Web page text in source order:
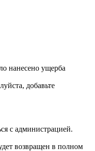
нанесено ущерба
добавьте
с администрацией.
возвращен в полном